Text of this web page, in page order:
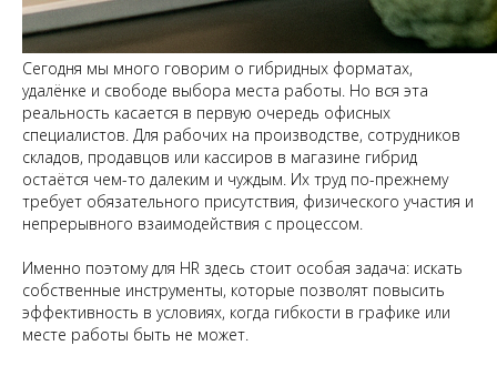
Сегодня мы много говорим о гибридных форматах,
удалёнке и свободе выбора места работы. Но вся эта
реальность касается в первую очередь офисных
специалистов. Для рабочих на производстве, сотрудников
складов, продавцов или кассиров в магазине гибрид
остаётся чем-то далеким и чуждым. Их труд по-прежнему
требует обязательного присутствия, физического участия и
непрерывного взаимодействия с процессом.
Именно поэтому для HR здесь стоит особая задача: искать
собственные инструменты, которые позволят повысить
эффективность в условиях, когда гибкости в графике или
месте работы быть не может.